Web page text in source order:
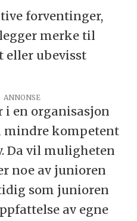
forventinger,
merke til
eller ubevisst
i en organisasjon
mindre kompetent
Da vil muligheten
noe av junioren
som junioren
av egne